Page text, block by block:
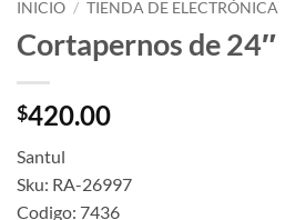
INICIO / TIENDA DE ELECTRÓNICA
Cortapernos de 24″
$420.00
Santul
Sku: RA-26997
Codigo: 7436